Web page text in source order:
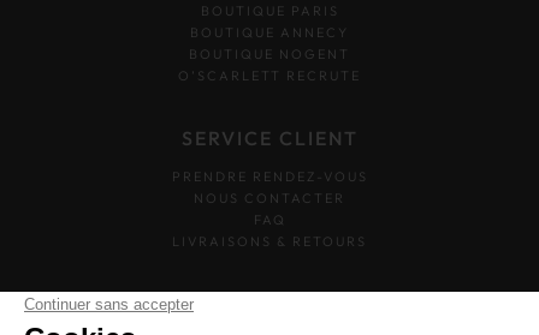
BOUTIQUE PARIS
BOUTIQUE ANNECY
BOUTIQUE NOGENT
O’SCARLETT RECRUTE
SERVICE CLIENT
PRENDRE RENDEZ-VOUS
NOUS CONTACTER
FAQ
LIVRAISONS & RETOURS